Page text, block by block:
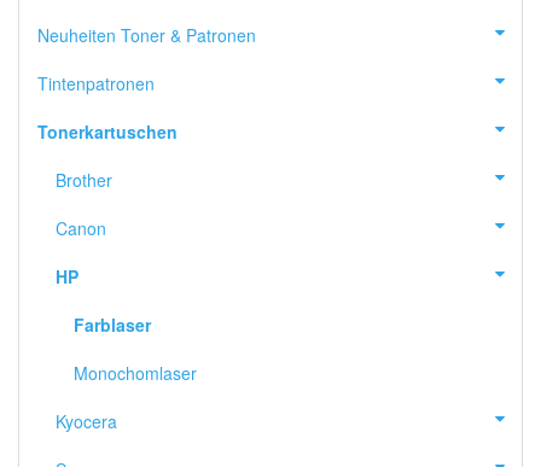
Neuheiten Toner & Patronen
Tintenpatronen
Tonerkartuschen
Brother
Canon
HP
Farblaser
Monochomlaser
Kyocera